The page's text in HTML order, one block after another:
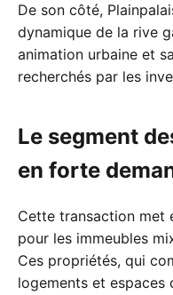
De son côté,
dynamique de la rive
animation urbaine et
recherchés par les
Le segment
en forte
Cette transaction met
pour les immeubles
Ces propriétés, qui
logements et espaces